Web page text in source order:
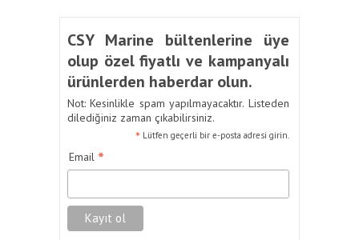
CSY Marine bültenlerine üye
olup özel fiyatlı ve kampanyalı
ürünlerden haberdar olun.
Not: Kesinlikle spam yapılmayacaktır. Listeden
dilediğiniz zaman çıkabilirsiniz.
* Lütfen geçerli bir e-posta adresi girin.
Email *